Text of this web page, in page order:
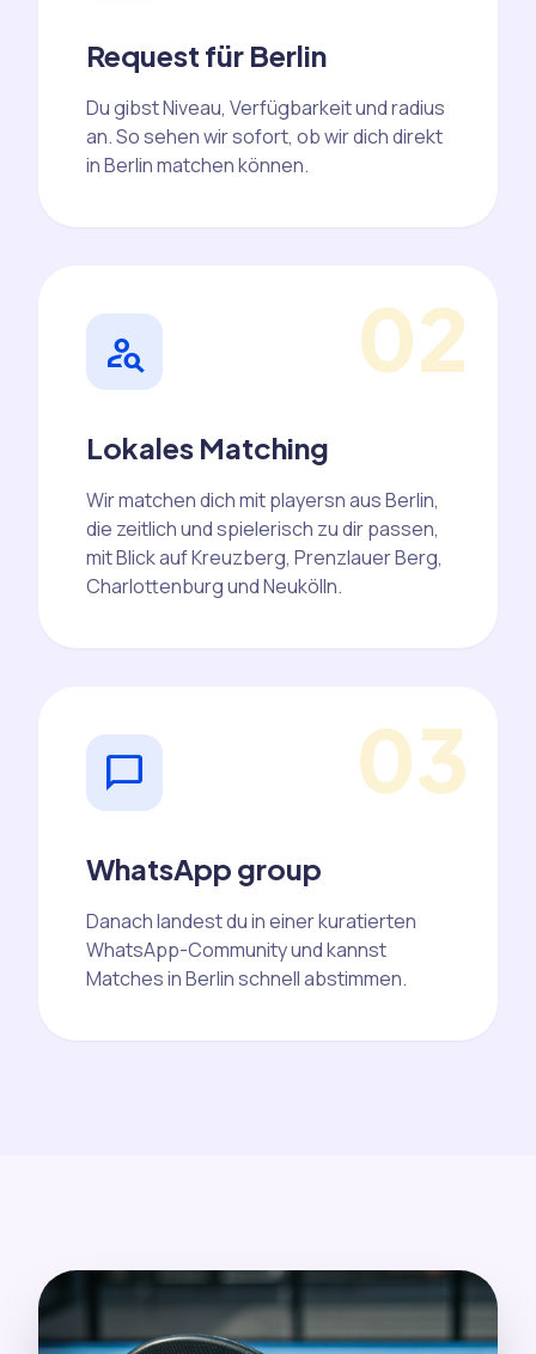
Request für Berlin
Du gibst Niveau, Verfügbarkeit und radius
an. So sehen wir sofort, ob wir dich direkt
in Berlin matchen können.
02
person_search
Lokales Matching
Wir matchen dich mit playersn aus Berlin,
die zeitlich und spielerisch zu dir passen,
mit Blick auf Kreuzberg, Prenzlauer Berg,
Charlottenburg und Neukölln.
03
chat_bubble
WhatsApp group
Danach landest du in einer kuratierten
WhatsApp-Community und kannst
Matches in Berlin schnell abstimmen.